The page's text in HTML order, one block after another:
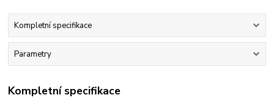
Kompletní specifikace
Parametry
Kompletní specifikace